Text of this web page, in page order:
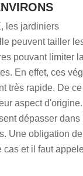
les jardiniers
peuvent tailler
pouvant limiter la
En effet, ces
très rapide. De ce
aspect d'origine.
dépasser dans
Une obligation de
et il faut